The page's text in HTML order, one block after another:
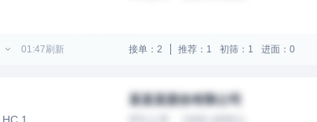
01:47刷新 接单：2 推荐：1 初筛：1 进面：0
某某某股份有限公司